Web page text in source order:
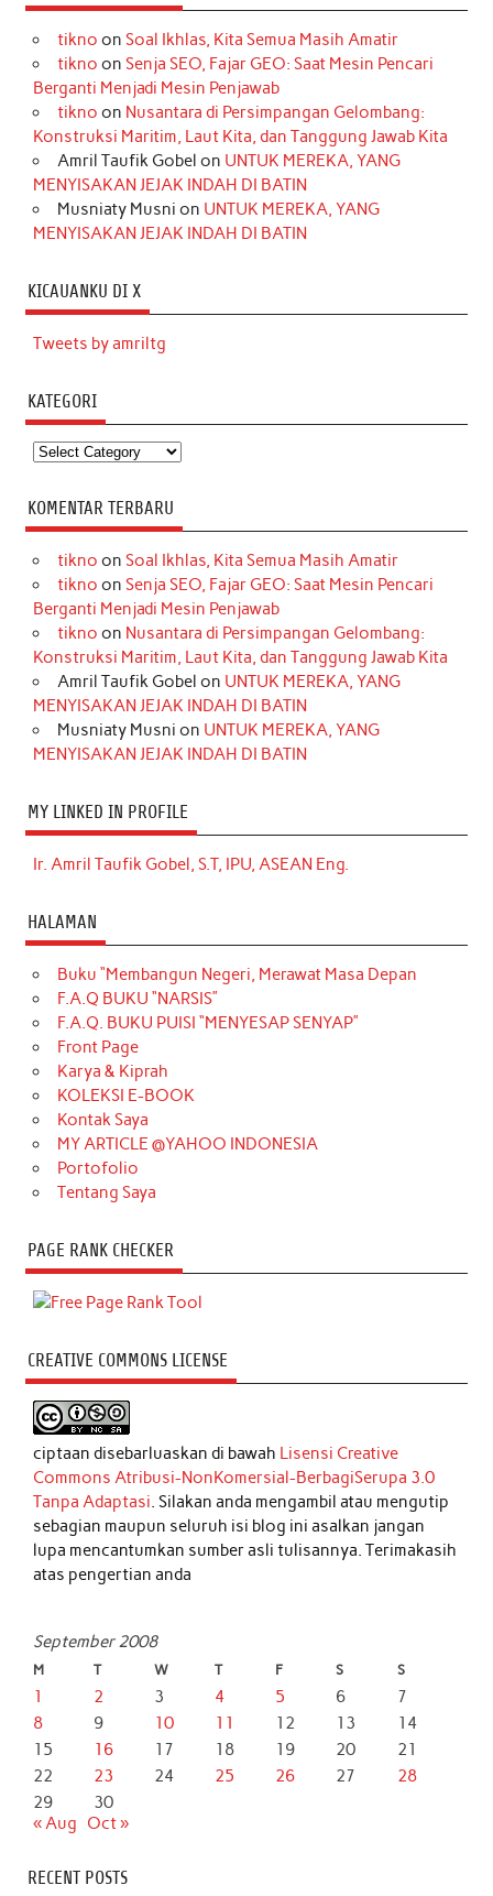
tikno on Soal Ikhlas, Kita Semua Masih Amatir
tikno on Senja SEO, Fajar GEO: Saat Mesin Pencari
Berganti Menjadi Mesin Penjawab
tikno on Nusantara di Persimpangan Gelombang:
Konstruksi Maritim, Laut Kita, dan Tanggung Jawab Kita
Amril Taufik Gobel on UNTUK MEREKA, YANG
MENYISAKAN JEJAK INDAH DI BATIN
Musniaty Musni on UNTUK MEREKA, YANG
MENYISAKAN JEJAK INDAH DI BATIN
KICAUANKU DI X
Tweets by amriltg
KATEGORI
Kategori
KOMENTAR TERBARU
tikno on Soal Ikhlas, Kita Semua Masih Amatir
tikno on Senja SEO, Fajar GEO: Saat Mesin Pencari
Berganti Menjadi Mesin Penjawab
tikno on Nusantara di Persimpangan Gelombang:
Konstruksi Maritim, Laut Kita, dan Tanggung Jawab Kita
Amril Taufik Gobel on UNTUK MEREKA, YANG
MENYISAKAN JEJAK INDAH DI BATIN
Musniaty Musni on UNTUK MEREKA, YANG
MENYISAKAN JEJAK INDAH DI BATIN
MY LINKED IN PROFILE
Ir. Amril Taufik Gobel, S.T, IPU, ASEAN Eng.
HALAMAN
Buku “Membangun Negeri, Merawat Masa Depan
F.A.Q BUKU “NARSIS”
F.A.Q. BUKU PUISI “MENYESAP SENYAP”
Front Page
Karya & Kiprah
KOLEKSI E-BOOK
Kontak Saya
MY ARTICLE @YAHOO INDONESIA
Portofolio
Tentang Saya
PAGE RANK CHECKER
CREATIVE COMMONS LICENSE
ciptaan disebarluaskan di bawah Lisensi Creative
Commons Atribusi-NonKomersial-BerbagiSerupa 3.0
Tanpa Adaptasi. Silakan anda mengambil atau mengutip
sebagian maupun seluruh isi blog ini asalkan jangan
lupa mencantumkan sumber asli tulisannya. Terimakasih
atas pengertian anda
September 2008
M T W T F S S
1 2 3 4 5 6
7
8
9 10 11 12 13
14
15
16 17 18 19 20
21
22
23 24 25 26 27
28
29
30
« Aug
Oct »
RECENT POSTS